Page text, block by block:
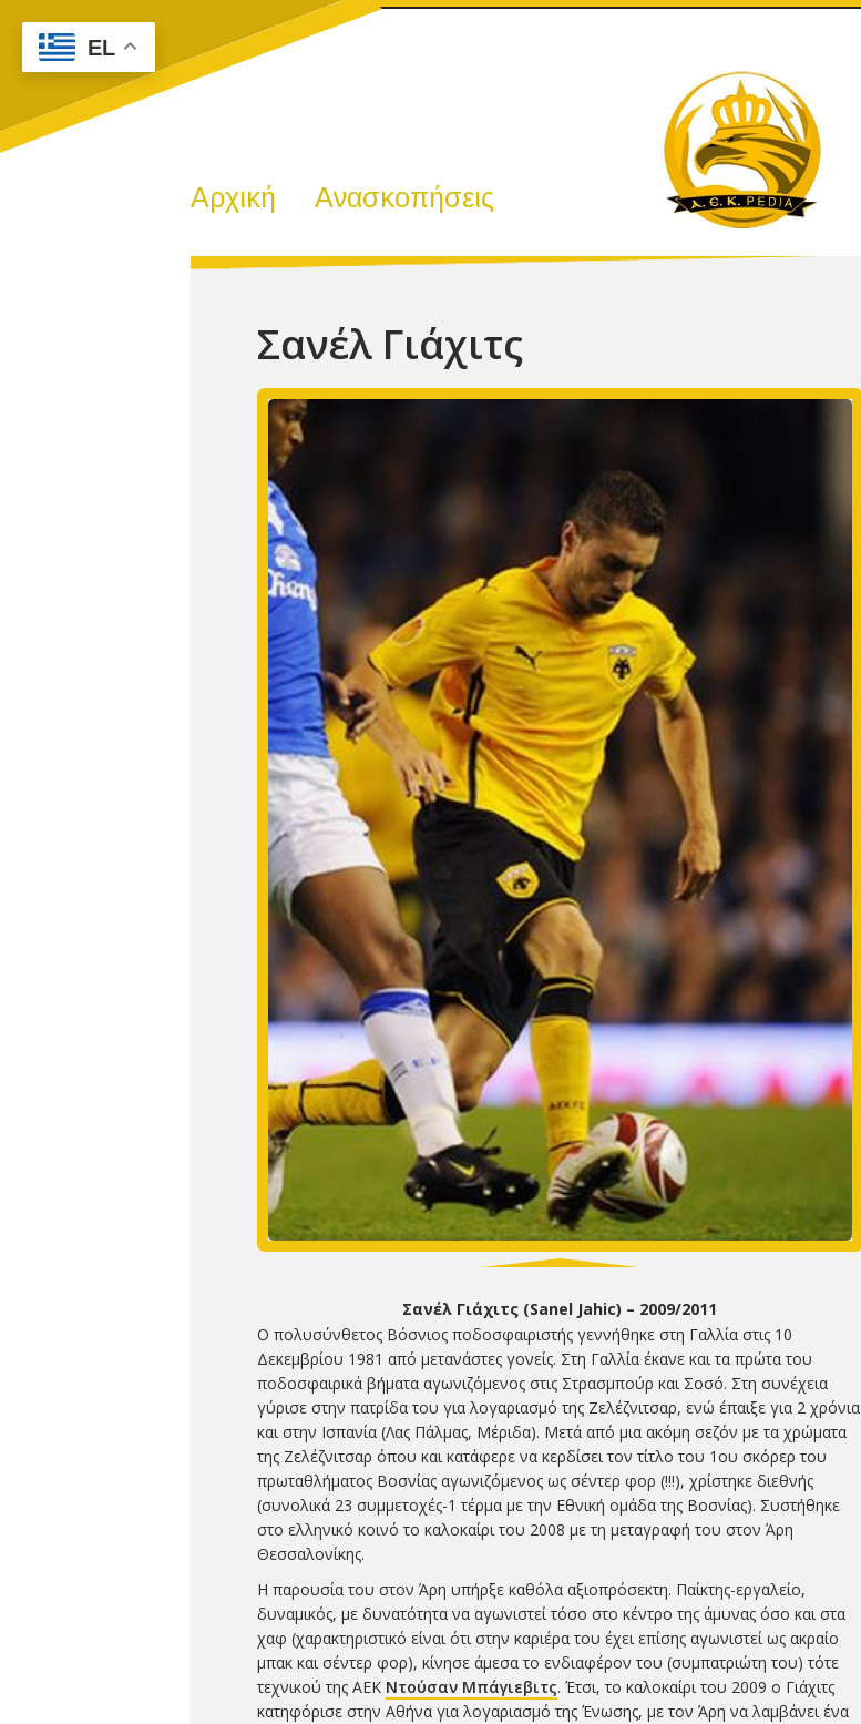
Αρχική Ανασκοπήσεις
Σανέλ Γιάχιτς
Σανέλ Γιάχιτς (Sanel Jahic) – 2009/2011
O πολυσύνθετος Βόσνιος ποδοσφαιριστής γεννήθηκε στη Γαλλία στις 10
Δεκεμβρίου 1981 από μετανάστες γονείς. Στη Γαλλία έκανε και τα πρώτα του
ποδοσφαιρικά βήματα αγωνιζόμενος στις Στρασμπούρ και Σοσό. Στη συνέχεια
γύρισε στην πατρίδα του για λογαριασμό της Ζελέζνιτσαρ, ενώ έπαιξε για 2 χρόνια
και στην Ισπανία (Λας Πάλμας, Μέριδα). Μετά από μια ακόμη σεζόν με τα χρώματα
της Ζελέζνιτσαρ όπου και κατάφερε να κερδίσει τον τίτλο του 1ου σκόρερ του
πρωταθλήματος Βοσνίας αγωνιζόμενος ως σέντερ φορ (!!!), χρίστηκε διεθνής
(συνολικά 23 συμμετοχές-1 τέρμα με την Εθνική ομάδα της Βοσνίας). Συστήθηκε
στο ελληνικό κοινό το καλοκαίρι του 2008 με τη μεταγραφή του στον Άρη
Θεσσαλονίκης.
Η παρουσία του στον Άρη υπήρξε καθόλα αξιοπρόσεκτη. Παίκτης-εργαλείο,
δυναμικός, με δυνατότητα να αγωνιστεί τόσο στο κέντρο της άμυνας όσο και στα
χαφ (χαρακτηριστικό είναι ότι στην καριέρα του έχει επίσης αγωνιστεί ως ακραίο
μπακ και σέντερ φορ), κίνησε άμεσα το ενδιαφέρον του (συμπατριώτη του) τότε
τεχνικού της ΑΕΚ Ντούσαν Μπάγιεβιτς. Έτσι, το καλοκαίρι του 2009 ο Γιάχιτς
κατηφόρισε στην Αθήνα για λογαριασμό της Ένωσης, με τον Άρη να λαμβάνει ένα
EL